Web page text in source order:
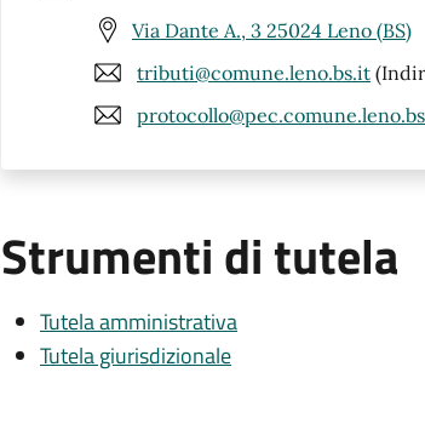
Via Dante A., 3 25024 Leno (BS)
tributi@comune.leno.bs.it
Strumenti di tutela
Tutela amministrativa
Tutela giurisdizionale